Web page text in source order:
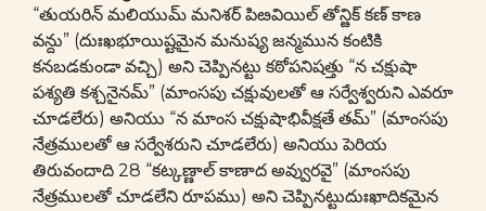
“తుయరిన్ మలియుమ్ మనిశర్ పిఴవియిల్ తోన్ఴిక్ కణ్ కాణ
వన్దు” (దుఃఖభూయిష్టమైన మనుష్య జన్మమున కంటికి
కనబడకుండా వచ్చి) అని చెప్పినట్టు కఠోపనిషత్తు “న చక్షుషా
పశ్యతి కశ్చనైనమ్” (మాంసపు చక్షువులతో ఆ సర్వేశ్వరుని ఎవరూ
చూడలేరు) అనియు “న మాంస చక్షుషాభివీక్షతే తమ్” (మాంసపు
నేత్రములతో ఆ సర్వేశరుని చూడలేరు) అనియు పెరియ
తిరువందాది 28 “కట్కణ్ణాల్ కాణాద అవ్వురవై” (మాంసపు
నేత్రములతో చూడలేని రూపము) అని చెప్పినట్టుదుఃఖాదికమైన